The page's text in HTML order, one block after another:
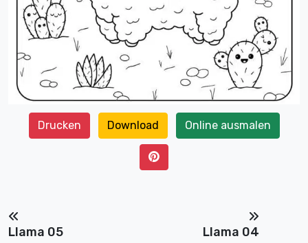
Drucken Download Online ausmalen
Llama 05 Llama 04